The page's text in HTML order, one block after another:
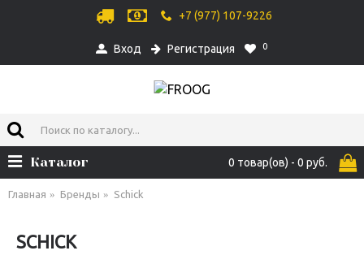
+7 (977) 107-9226
Вход Регистрация 0
0 товар(ов) - 0 руб.
Каталог
Главная Бренды Schick
SCHICK